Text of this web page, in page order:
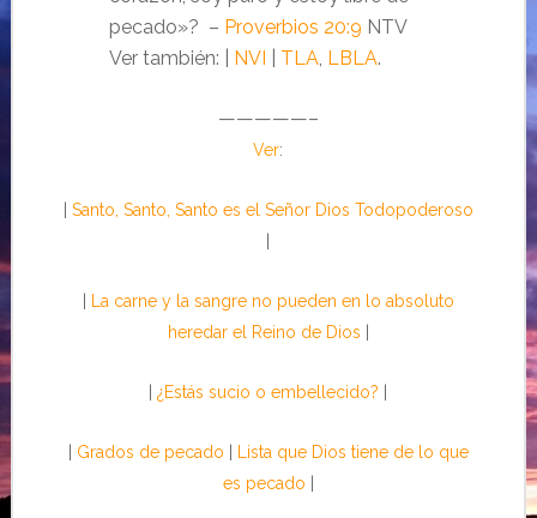
pecado»? – Proverbios 20:9 NTV
Ver también: |
NVI TLA, LBLA.
—————–
Ver:
Santo, Santo, Santo es el Señor Dios Todopoderoso
La carne y la sangre no pueden en lo absoluto
heredar el Reino de Dios
¿Estás sucio o embellecido?
Grados de pecado
Lista que Dios tiene de lo que
es pecado